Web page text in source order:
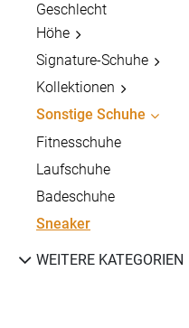
Geschlecht
Höhe
Signature-Schuhe
Kollektionen
Sonstige Schuhe
Fitnesschuhe
Laufschuhe
Badeschuhe
Sneaker
WEITERE KATEGORIEN